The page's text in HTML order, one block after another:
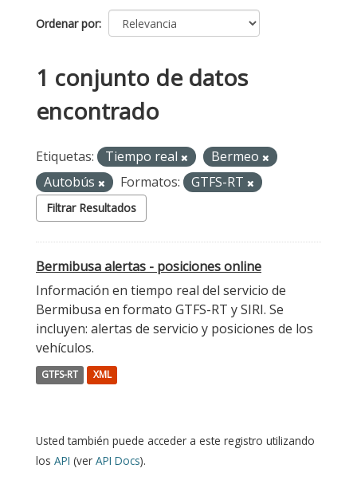
Ordenar por
1 conjunto de datos
encontrado
Etiquetas: Tiempo real
Bermeo
Autobús
Formatos: GTFS-RT
Filtrar Resultados
Bermibusa alertas - posiciones online
Información en tiempo real del servicio de
Bermibusa en formato GTFS-RT y SIRI. Se
incluyen: alertas de servicio y posiciones de los
vehículos.
GTFS-RT XML
Usted también puede acceder a este registro utilizando
los API (ver API Docs).